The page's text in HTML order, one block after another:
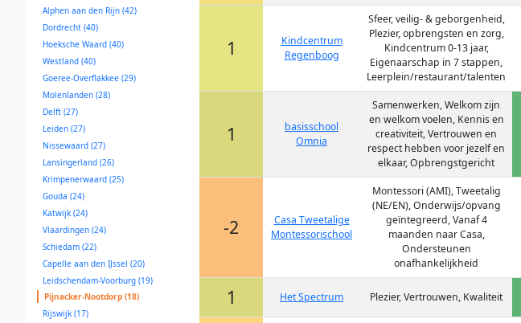
Alphen aan den Rijn (42)
Dordrecht (40)
Hoeksche Waard (40)
Westland (40)
Goeree-Overflakkee (29)
Molenlanden (28)
Delft (27)
Leiden (27)
Nissewaard (27)
Lansingerland (26)
Krimpenerwaard (25)
Gouda (24)
Katwijk (24)
Vlaardingen (24)
Schiedam (22)
Capelle aan den IJssel (20)
Leidschendam-Voorburg (19)
Pijnacker-Nootdorp (18)
Rijswijk (17)
1
Kindcentrum
Regenboog
Sfeer, veilig- & geborgenheid,
Plezier, opbrengsten en zorg,
Kindcentrum 0-13 jaar,
Eigenaarschap in 7 stappen,
Leerplein/restaurant/talenten
1
basisschool
Omnia
Samenwerken, Welkom zijn
en welkom voelen, Kennis en
creativiteit, Vertrouwen en
respect hebben voor jezelf en
elkaar, Opbrengstgericht
-2
Casa Tweetalige
Montessorischool
Montessori (AMI), Tweetalig
(NE/EN), Onderwijs/opvang
geïntegreerd, Vanaf 4
maanden naar Casa,
Ondersteunen
onafhankelijkheid
1 Het Spectrum Plezier, Vertrouwen, Kwaliteit